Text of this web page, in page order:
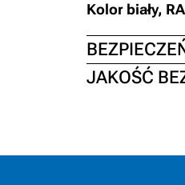
Kolor biały,
JAKOŚĆ